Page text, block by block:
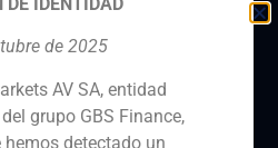
de
de 2025
AV SA, entidad
grupo GBS Finance,
detectado un